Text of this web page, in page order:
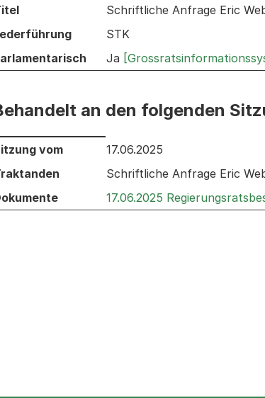
Schriftliche Anfrage Eric
STK
Ja
an den folgenden
an den folgenden Sitzungen:
vom
17.06.2025
Schriftliche Anfrage Eric
17.06.2025